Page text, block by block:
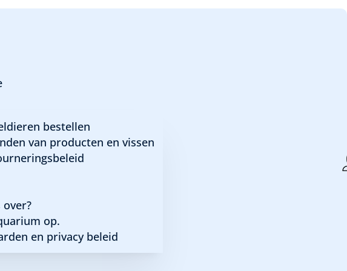
bestellen
van producten en vissen
over?
op.
en privacy beleid
– Brokaatbarbeel
Laos